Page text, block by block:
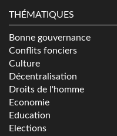
THÉMATIQUES
Bonne gouvernance
Conflits fonciers
Culture
Décentralisation
Droits de l'homme
Economie
Education
Elections